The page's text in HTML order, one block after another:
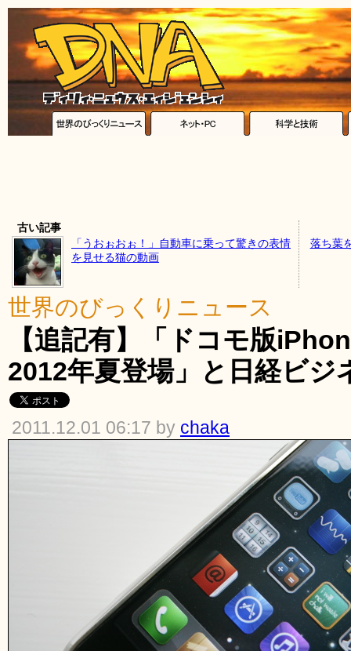
古い記事
「うおぉおぉ！」自動車に乗って驚きの表情
を見せる猫の動画
落ち葉
世界のびっくりニュース
【追記有】「ドコモ版
2012年夏登場」と日経ビジ
2011.12.01 06:17 by chaka